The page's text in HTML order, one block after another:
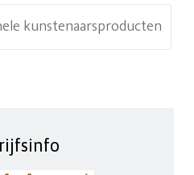
kunstenaarsproducten